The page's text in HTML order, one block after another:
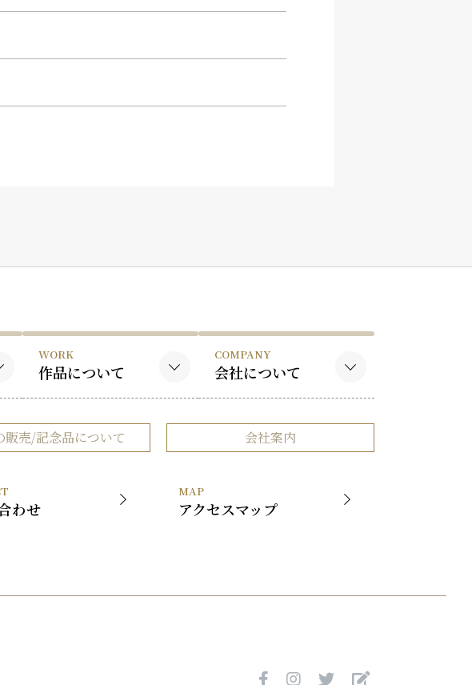
WORK
作品について
黒木国昭の作品
谷口榮の作品
COMPANY
会社について
会社概要
事業内容
展覧会
販売/記念品について 会社案内
わせ
MAP
アクセスマップ